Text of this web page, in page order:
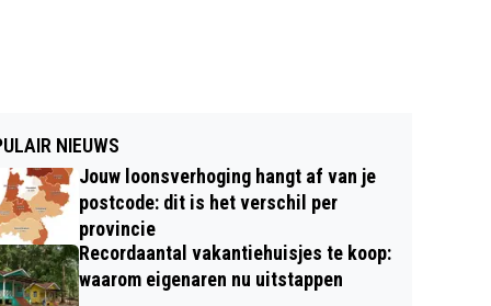
NIEUWS
Jouw loonsverhoging hangt af van je
postcode: dit is het verschil per
provincie
Recordaantal vakantiehuisjes te koop:
waarom eigenaren nu uitstappen